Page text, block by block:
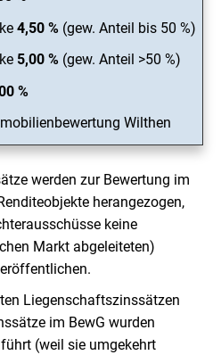
4,50 % (gew. Anteil bis 50 %)
5,00 % (gew. Anteil >50 %)
%
Wilthen
werden zur Bewertung im
herangezogen,
keine
Markt abgeleiteten)
Liegenschaftszinssätzen
im BewG wurden
(weil sie umgekehrt